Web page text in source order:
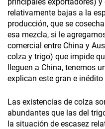
relativamente bajas a la
producción, que se
esa mezcla, si le
comercial entre China y
colza y trigo) que impide
lleguen a China, tenemos
explican este gran e
Las existencias de colza
abundantes que las del
la situación de escasez